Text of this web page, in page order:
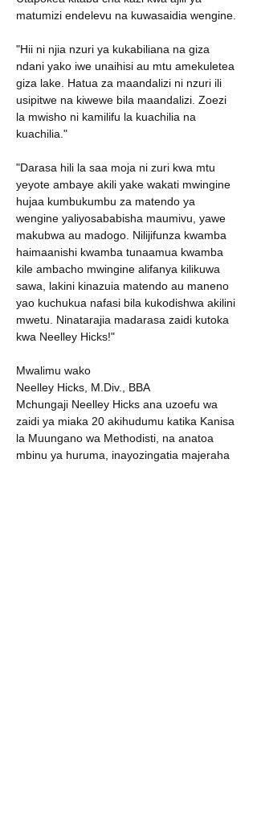
matumizi endelevu na kuwasaidia wengine.
"Hii ni njia nzuri ya kukabiliana na giza
ndani yako iwe unaihisi au mtu amekuletea
giza lake. Hatua za maandalizi ni nzuri ili
usipitwe na kiwewe bila maandalizi. Zoezi
la mwisho ni kamilifu la kuachilia na
kuachilia."
"Darasa hili la saa moja ni zuri kwa mtu
yeyote ambaye akili yake wakati mwingine
hujaa kumbukumbu za matendo ya
wengine yaliyosababisha maumivu, yawe
makubwa au madogo. Nilijifunza kwamba
haimaanishi kwamba tunaamua kwamba
kile ambacho mwingine alifanya kilikuwa
sawa, lakini kinazuia matendo au maneno
yao kuchukua nafasi bila kukodishwa akilini
mwetu. Ninatarajia madarasa zaidi kutoka
kwa Neelley Hicks!"
Mwalimu wako
Neelley Hicks, M.Div., BBA
Mchungaji Neelley Hicks ana uzoefu wa
zaidi ya miaka 20 akihudumu katika Kanisa
la Muungano wa Methodisti, na anatoa
mbinu ya huruma, inayozingatia majeraha